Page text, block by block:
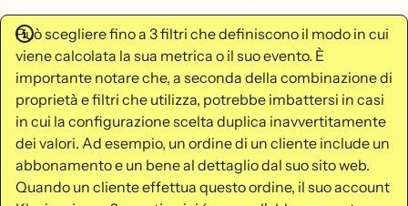
Può scegliere fino a 3 filtri che definiscono il modo in cui
viene calcolata la sua metrica o il suo evento. È
importante notare che, a seconda della combinazione di
proprietà e filtri che utilizza, potrebbe imbattersi in casi
in cui la configurazione scelta duplica inavvertitamente
dei valori. Ad esempio, un ordine di un cliente include un
abbonamento e un bene al dettaglio dal suo sito web.
Quando un cliente effettua questo ordine, il suo account